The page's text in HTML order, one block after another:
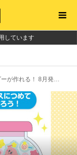
しています
リルキーホルダー」1BOXケースがエンスカイで予約受付中